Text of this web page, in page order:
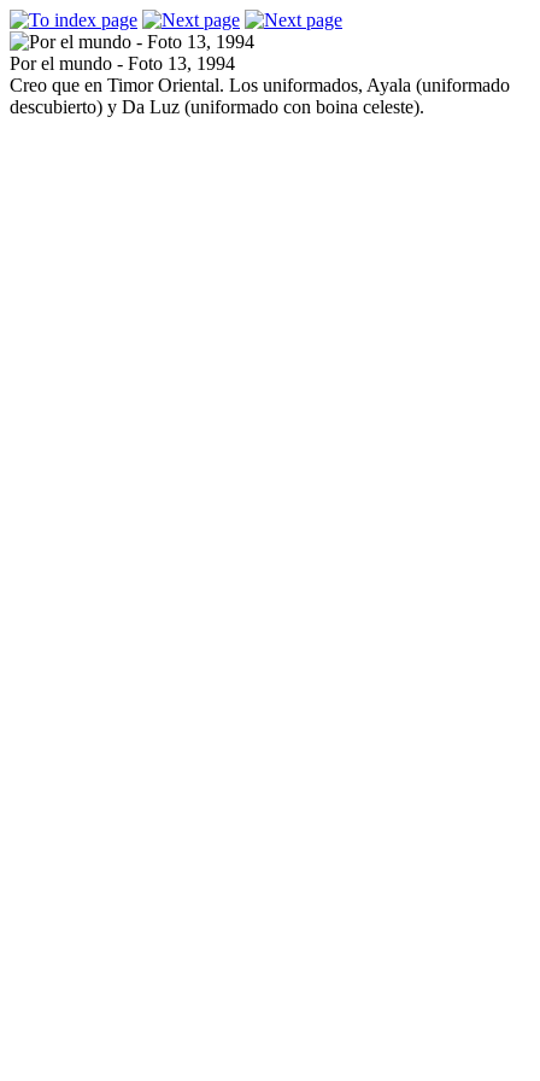
Por el mundo - Foto 13, 1994
Creo que en Timor Oriental. Los uniformados, Ayala (uniformado
descubierto) y Da Luz (uniformado con boina celeste).